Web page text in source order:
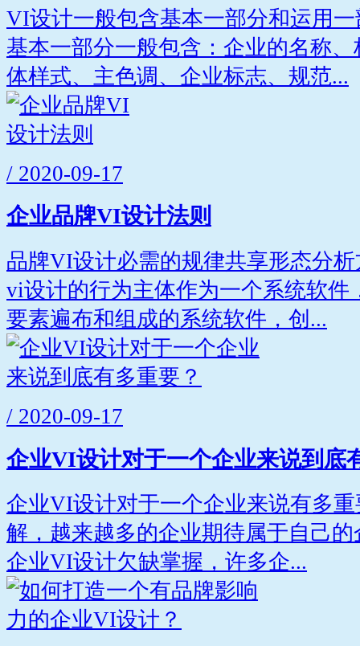
VI设计一般包含基本一部分和运用
基本一部分一般包含：企业的名称
体样式、主色调、企业标志、规范...
/ 2020-09-17
企业品牌VI设计法则
品牌VI设计必需的规律共享形态分
vi设计的行为主体作为一个系统软件
要素遍布和组成的系统软件，创...
/ 2020-09-17
企业VI设计对于一个企业来说到底
企业VI设计对于一个企业来说有多
解，越来越多的企业期待属于自己
企业VI设计欠缺掌握，许多企...